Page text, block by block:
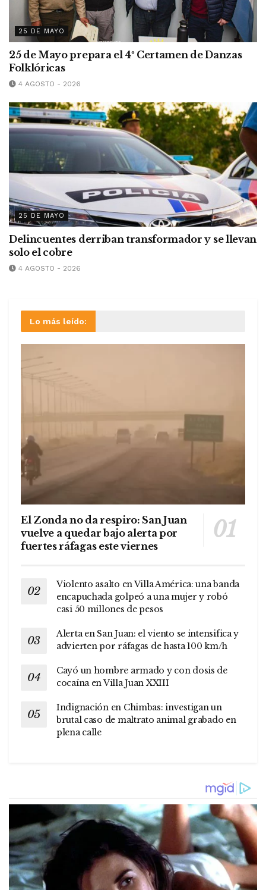
25 DE MAYO
25 de Mayo prepara el 4º Certamen de Danzas
Folklóricas
4 AGOSTO - 2026
25 DE MAYO
Delincuentes derriban transformador y se llevan
solo el cobre
4 AGOSTO - 2026
Lo más leído:
El Zonda no da respiro: San Juan
vuelve a quedar bajo alerta por
fuertes ráfagas este viernes
Violento asalto en Villa América: una banda
encapuchada golpeó a una mujer y robó
casi 50 millones de pesos
Alerta en San Juan: el viento se intensifica y
advierten por ráfagas de hasta 100 km/h
Cayó un hombre armado y con dosis de
cocaína en Villa Juan XXIII
Indignación en Chimbas: investigan un
brutal caso de maltrato animal grabado en
plena calle